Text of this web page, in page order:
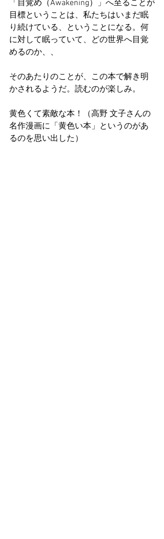
「目覚め（Awakening）」へ至ることが
目標ということは、私たちはいまだ眠
り続けている、ということになる。何
に対して眠っていて、どの世界へ目覚
めるのか、、
そのあたりのことが、この本で解き明
かされるようだ。読むのが楽しみ。
黄色くて素敵な本！（高野 文子さんの
名作漫画に「黄色い本」というのがあ
るのを思い出した）